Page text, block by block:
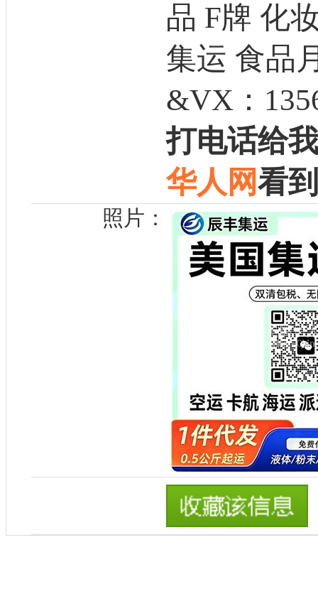
品 F牌 化
集运 食品
&VX：
打电话给
华人网看
照片：